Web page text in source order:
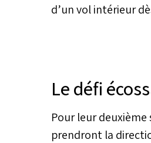
d’un vol intérieur
Le défi
Pour leur deuxième
prendront la